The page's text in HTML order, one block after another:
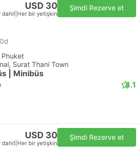
USD 30
dahil Her bir yetişkin
Şimdi Rezerve et
Phuket
Surat Thani Town
| Minibüs
4.1
USD 30
dahil Her bir yetişkin
Şimdi Rezerve et